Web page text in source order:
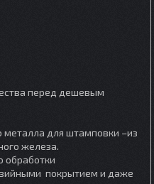
перед дешевым
металла для штамповки –из
железа.
обработки
покрытием и даже